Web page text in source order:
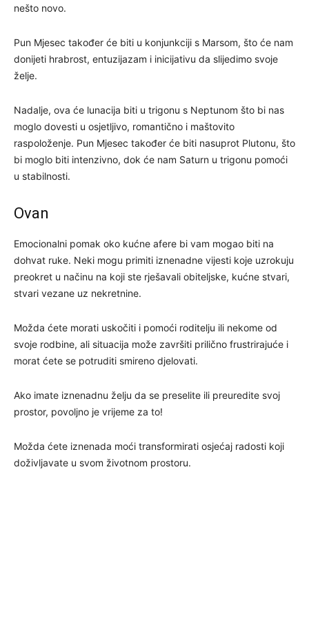
nešto novo.
Pun Mjesec također će biti u konjunkciji s Marsom, što će nam
donijeti hrabrost, entuzijazam i inicijativu da slijedimo svoje
želje.
Nadalje, ova će lunacija biti u trigonu s Neptunom što bi nas
moglo dovesti u osjetljivo, romantično i maštovito
raspoloženje. Pun Mjesec također će biti nasuprot Plutonu, što
bi moglo biti intenzivno, dok će nam Saturn u trigonu pomoći
u stabilnosti.
Ovan
Emocionalni pomak oko kućne afere bi vam mogao biti na
dohvat ruke. Neki mogu primiti iznenadne vijesti koje uzrokuju
preokret u načinu na koji ste rješavali obiteljske, kućne stvari,
stvari vezane uz nekretnine.
Možda ćete morati uskočiti i pomoći roditelju ili nekome od
svoje rodbine, ali situacija može završiti prilično frustrirajuće i
morat ćete se potruditi smireno djelovati.
Ako imate iznenadnu želju da se preselite ili preuredite svoj
prostor, povoljno je vrijeme za to!
Možda ćete iznenada moći transformirati osjećaj radosti koji
doživljavate u svom životnom prostoru.